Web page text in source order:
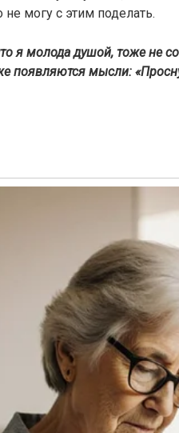
могу с этим поделать.
я молода душой, тоже не
появляются мысли: